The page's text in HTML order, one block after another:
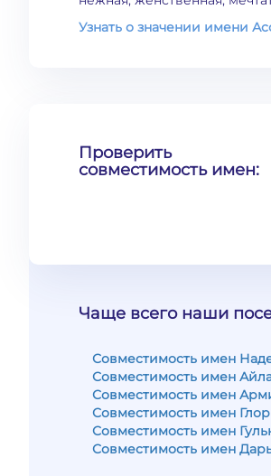
Узнать о значении имени
Проверить
совместимость имен:
Чаще всего наши
Совместимость имен
Совместимость имен
Совместимость имен
Совместимость имен
Совместимость имен
Совместимость имен